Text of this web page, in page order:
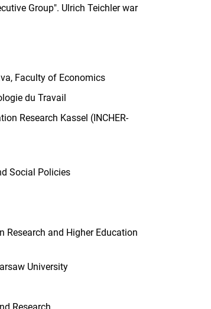
Group". Ulrich Teichler war
Faculty of Economics
du Travail
Research Kassel (INCHER-
Social Policies
Research and Higher Education
University